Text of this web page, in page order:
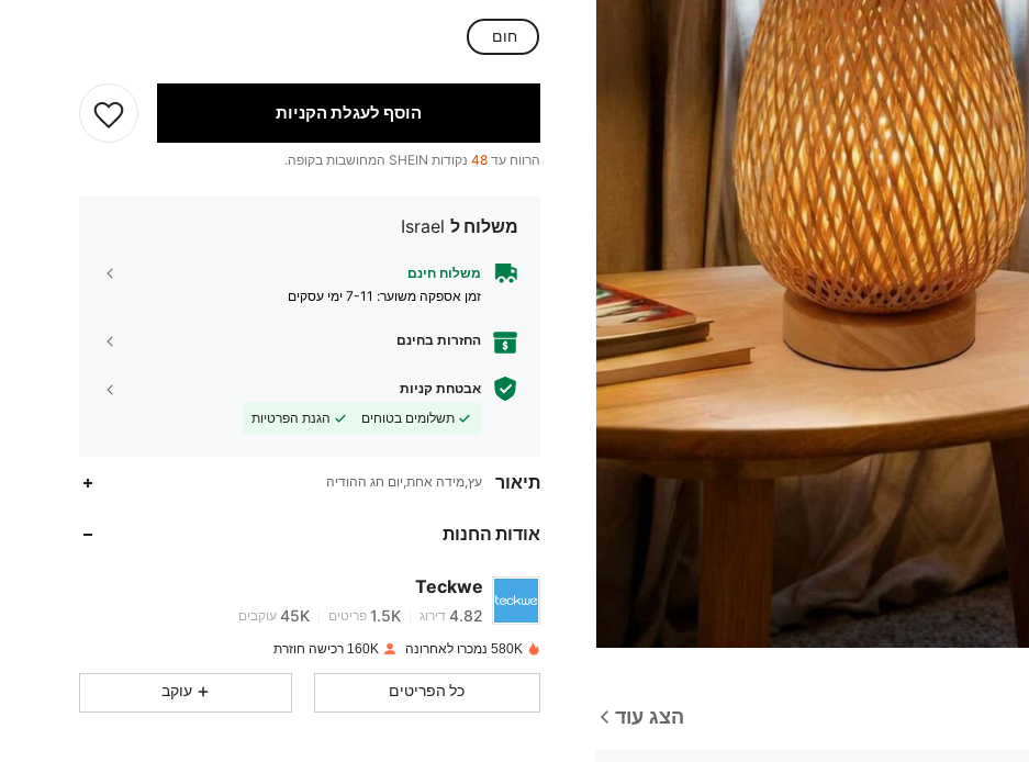
הצג עוד
חום
הוסף לעגלת הקניות
הרווח עד 48 נקודות SHEIN המחושבות בקופה.
משלוח ל Israel
משלוח חינם
זמן אספקה ​​משוער: 7-11 ימי עסקים
החזרות בחינם
אבטחת קניות
תשלומים בטוחים
הגנת הפרטיות
תיאור עץ,מידה אחת,יום חג ההודיה
אודות החנות
Teckwe
4.82
1.5K
4.82 דירוג 1.5K פריטים 45K עוקבים
4.82
580K נמכרו לאחרונה 160K רכישה חוזרת
כל הפריטים עוקב